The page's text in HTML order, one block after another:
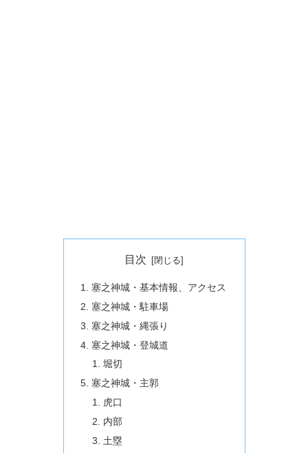
目次
塞之神城・基本情報、アクセス
塞之神城・駐車場
塞之神城・縄張り
塞之神城・登城道
堀切
塞之神城・主郭
虎口
内部
土塁